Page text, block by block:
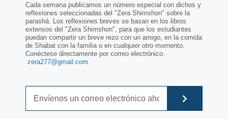
Cada semana publicamos un número especial con dichos y
reflexiones seleccionadas del "Zera Shimshon" sobre la
parashá. Los reflexiones breves se basan en los libros
extensos del "Zera Shimshon", para que los estudiantes
puedan compartir un breve rezo con un amigo, en la comida
de Shabat con la familia o en cualquier otro momento.
Conéctese directamente por correo electrónico.
zera277@gmail.com